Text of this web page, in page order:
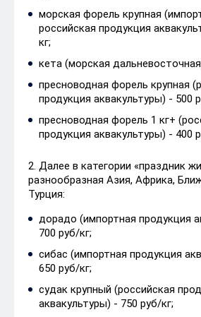
морская форель крупная
российская продукция
кг;
кета (морская
пресноводная форель крупная
продукция аквакультуры) - 500
пресноводная форель 1 кг+
продукция аквакультуры) - 400
2. Далее в категории «праздник
разнообразная Азия, Африка,
Турция:
дорадо (импортная продукция
700 руб/кг;
сибас (импортная продукция
650 руб/кг;
судак крупный (российская
аквакультуры) - 750 руб/кг;